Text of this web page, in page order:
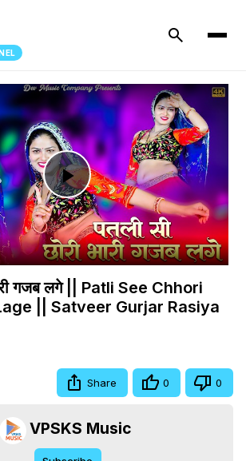
search
Play
Video
गजब लगे || Patli See Chhori
|| Satveer Gurjar Rasiya
Share 0 0
VPSKS Music